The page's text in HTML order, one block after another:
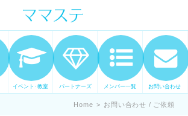
発信します。 手づくり
ママステ スキル・セ
したいママが集まって
ます。
イベント･教室 パートナーズ メンバー一覧 お問い合わせ
Home > お問い合わせ / ご依頼